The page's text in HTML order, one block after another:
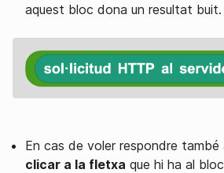
aquest bloc dona un resultat buit.
En cas de voler respondre
clicar a la fletxa que hi ha al